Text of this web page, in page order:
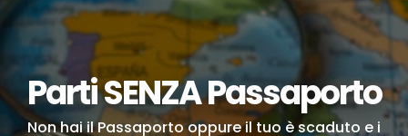
Parti SENZA Passaporto
Non hai il Passaporto oppure il tuo è scaduto e i